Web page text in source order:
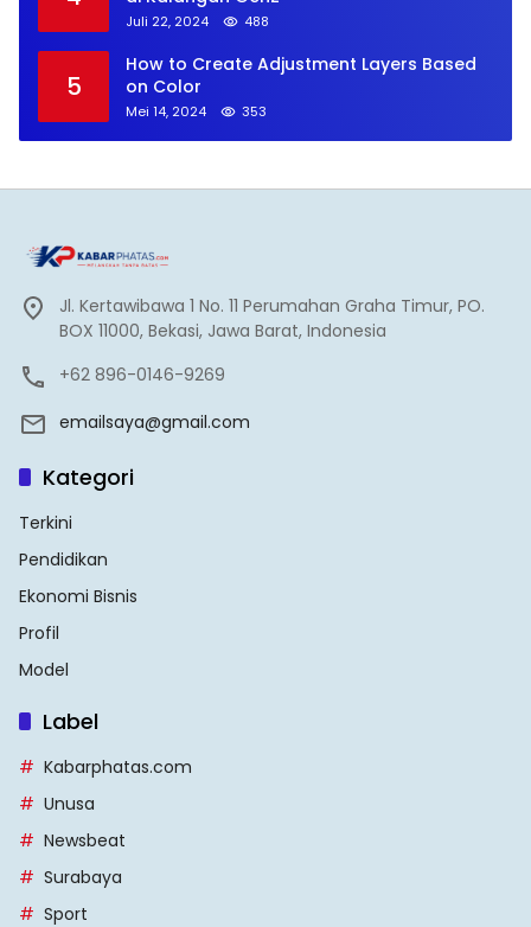
Juli 22, 2024 488
5
How to Create Adjustment Layers Based
on Color
Mei 14, 2024 353
Jl. Kertawibawa 1 No. 11 Perumahan Graha Timur, PO.
BOX 11000, Bekasi, Jawa Barat, Indonesia
+62 896-0146-9269
emailsaya@gmail.com
Kategori
Terkini
Pendidikan
Ekonomi Bisnis
Profil
Model
Label
Kabarphatas.com
Unusa
Newsbeat
Surabaya
Sport